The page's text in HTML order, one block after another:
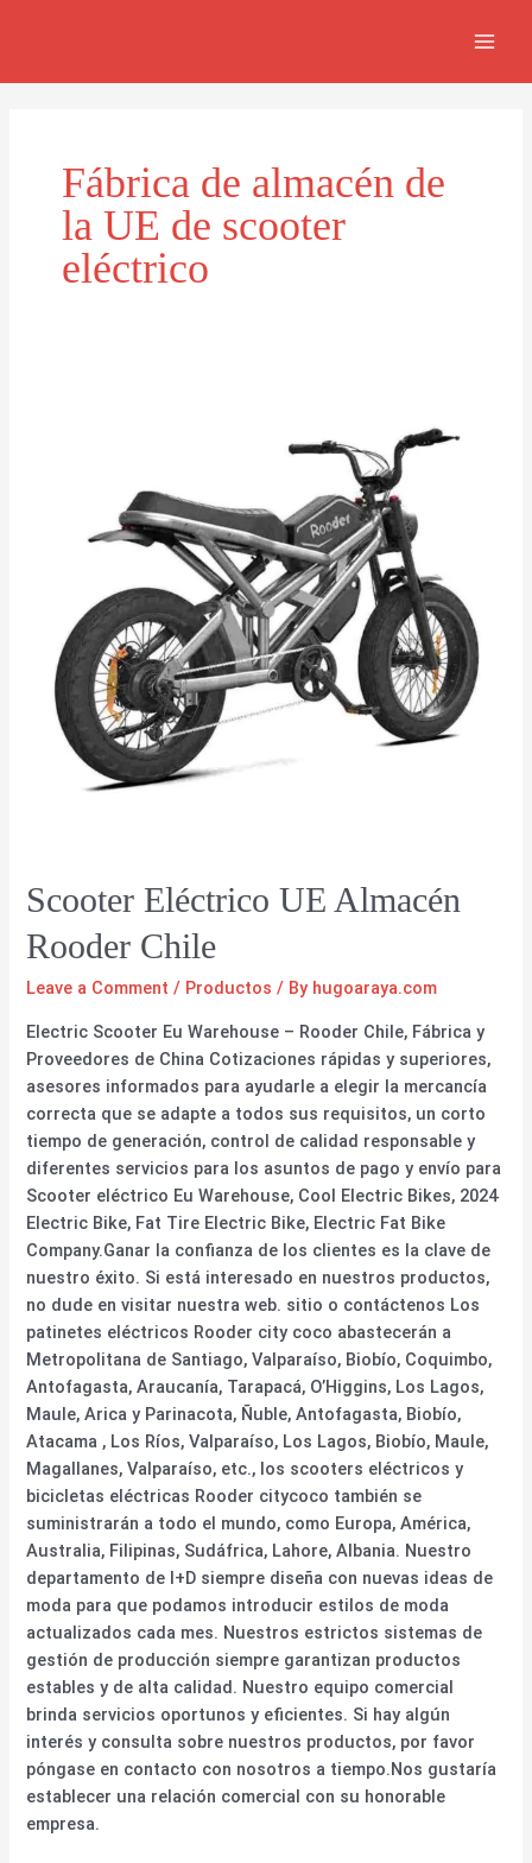
Fábrica de almacén de
la UE de scooter
eléctrico
Scooter Eléctrico UE Almacén
Rooder Chile
Leave a Comment / Productos / By hugoaraya.com
Electric Scooter Eu Warehouse – Rooder Chile, Fábrica y
Proveedores de China Cotizaciones rápidas y superiores,
asesores informados para ayudarle a elegir la mercancía
correcta que se adapte a todos sus requisitos, un corto
tiempo de generación, control de calidad responsable y
diferentes servicios para los asuntos de pago y envío para
Scooter eléctrico Eu Warehouse, Cool Electric Bikes, 2024
Electric Bike, Fat Tire Electric Bike, Electric Fat Bike
Company.Ganar la confianza de los clientes es la clave de
nuestro éxito. Si está interesado en nuestros productos,
no dude en visitar nuestra web. sitio o contáctenos Los
patinetes eléctricos Rooder city coco abastecerán a
Metropolitana de Santiago, Valparaíso, Biobío, Coquimbo,
Antofagasta, Araucanía, Tarapacá, O’Higgins, Los Lagos,
Maule, Arica y Parinacota, Ñuble, Antofagasta, Biobío,
Atacama , Los Ríos, Valparaíso, Los Lagos, Biobío, Maule,
Magallanes, Valparaíso, etc., los scooters eléctricos y
bicicletas eléctricas Rooder citycoco también se
suministrarán a todo el mundo, como Europa, América,
Australia, Filipinas, Sudáfrica, Lahore, Albania. Nuestro
departamento de I+D siempre diseña con nuevas ideas de
moda para que podamos introducir estilos de moda
actualizados cada mes. Nuestros estrictos sistemas de
gestión de producción siempre garantizan productos
estables y de alta calidad. Nuestro equipo comercial
brinda servicios oportunos y eficientes. Si hay algún
interés y consulta sobre nuestros productos, por favor
póngase en contacto con nosotros a tiempo.Nos gustaría
establecer una relación comercial con su honorable
empresa.